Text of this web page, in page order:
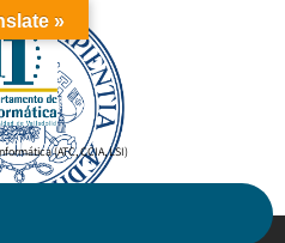
(ATC, CCIA, LSI)
»